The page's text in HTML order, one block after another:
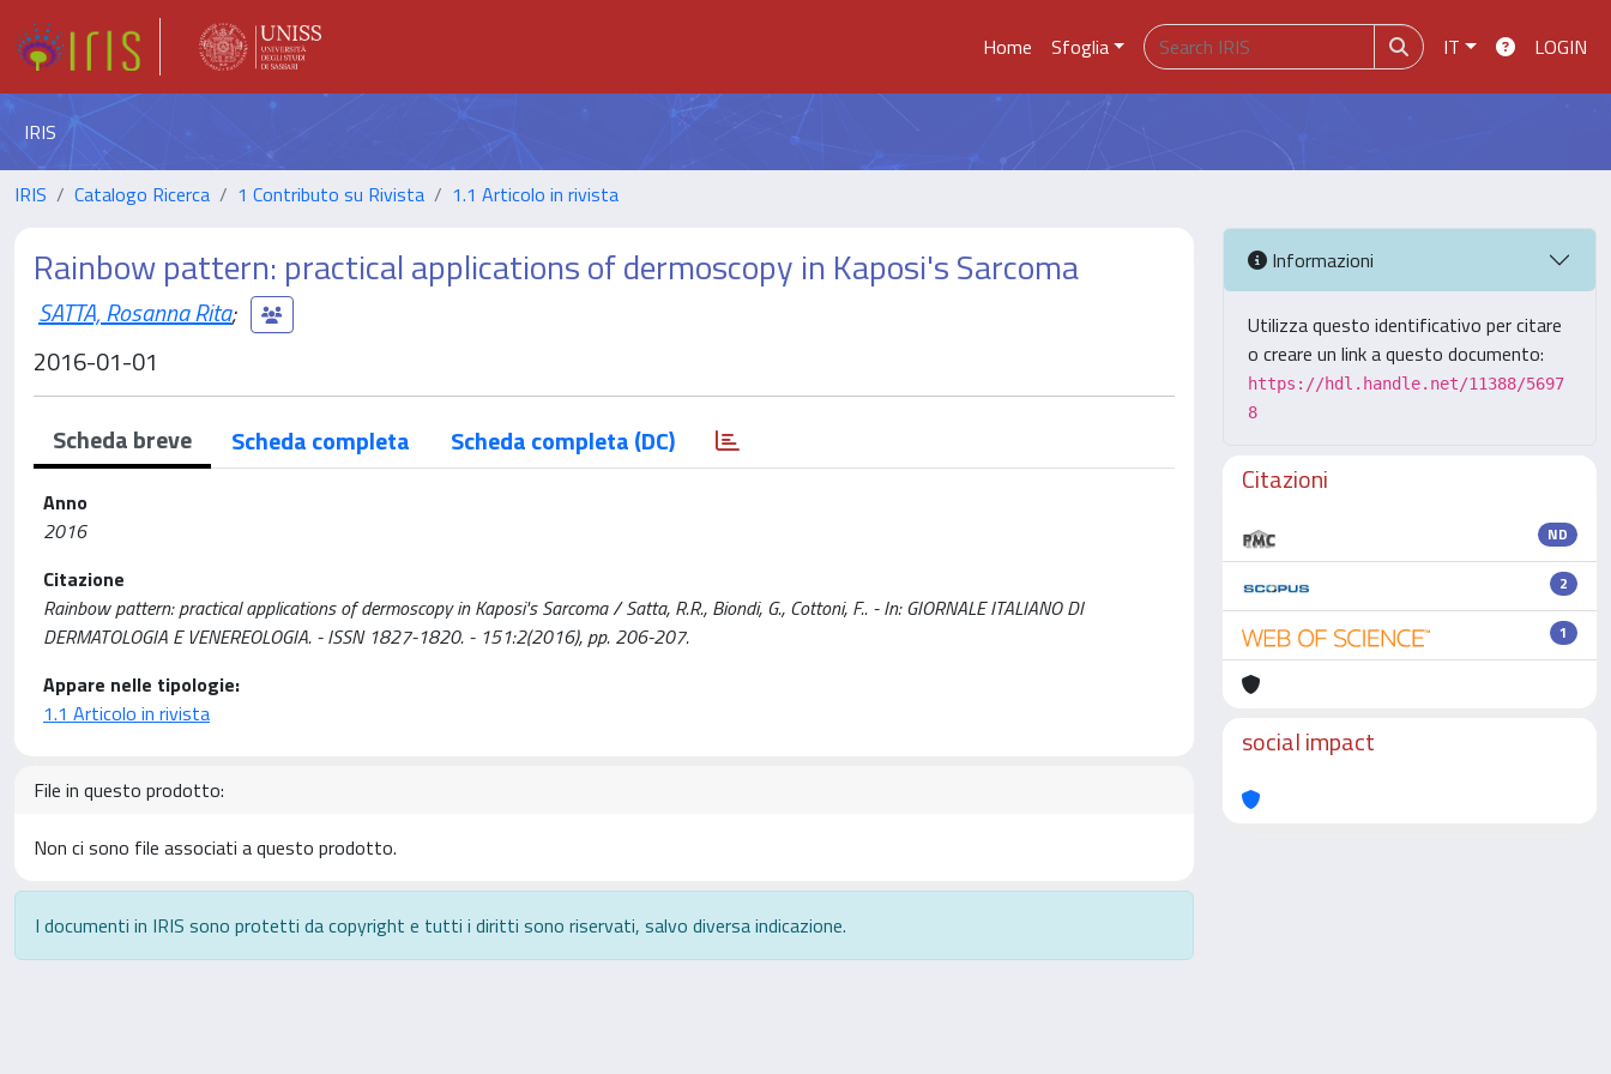
Home Sfoglia IT LOGIN
IRIS
IRIS Catalogo Ricerca 1 Contributo su Rivista 1.1 Articolo in rivista
Rainbow pattern: practical applications of dermoscopy in Kaposi's Sarcoma
SATTA, Rosanna Rita;
2016-01-01
Scheda breve Scheda completa Scheda completa (DC)
Anno
2016
Citazione
Rainbow pattern: practical applications of dermoscopy in Kaposi's Sarcoma / Satta, R.R., Biondi, G., Cottoni, F.. - In: GIORNALE ITALIANO DI
DERMATOLOGIA E VENEREOLOGIA. - ISSN 1827-1820. - 151:2(2016), pp. 206-207.
Appare nelle tipologie:
1.1 Articolo in rivista
File in questo prodotto:
Non ci sono file associati a questo prodotto.
I documenti in IRIS sono protetti da copyright e tutti i diritti sono riservati, salvo diversa indicazione.
Informazioni
Utilizza questo identificativo per citare
o creare un link a questo documento:
https://hdl.handle.net/11388/5697
8
Citazioni
ND
2
1
social impact